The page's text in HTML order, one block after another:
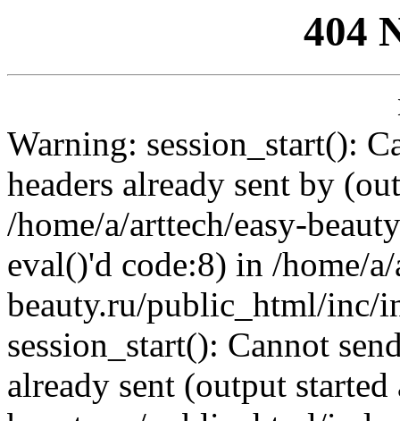
404
Warning: session_start():
headers already sent by
/home/a/arttech/easy-
eval()'d code:8) in /home/
beauty.ru/public_html/inc/
session_start(): Cannot
already sent (output